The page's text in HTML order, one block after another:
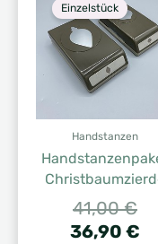
Einzelstück
Handstanzen
41,00€
36,90 €